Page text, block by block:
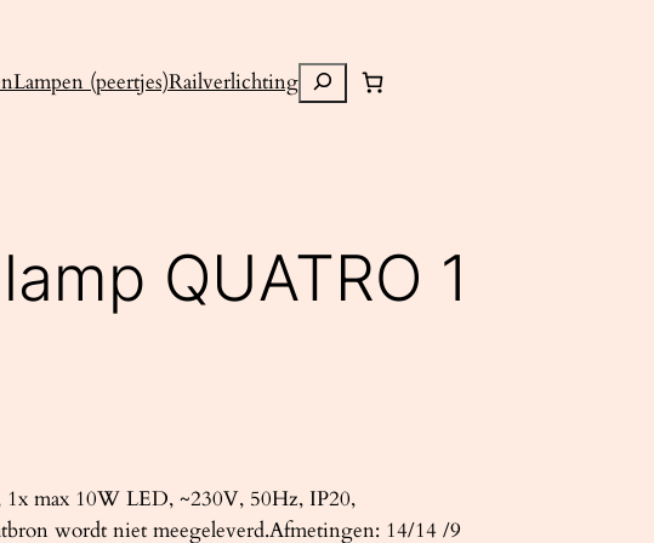
Lampen (peertjes)RailverlichtingZoeken
QUATRO 1
max 10W LED, ~230V, 50Hz, IP20,
wordt niet meegeleverd.Afmetingen: 14/14 /9